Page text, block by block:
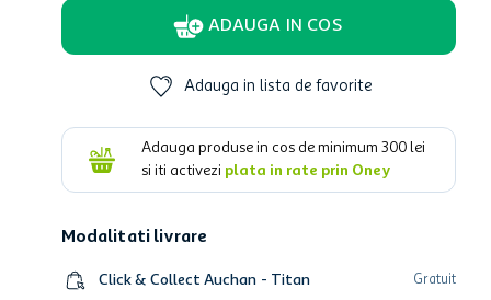
ADAUGA IN COS
Adauga in lista de favorite
Adauga produse in cos de minimum 300 lei
si iti activezi plata in rate prin Oney
Modalitati livrare
Click & Collect Auchan - Titan Gratuit